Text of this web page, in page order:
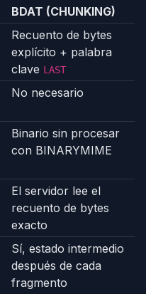
BDAT (CHUNKING)
Recuento de bytes
explícito + palabra
clave LAST
No necesario
Binario sin procesar
con BINARYMIME
El servidor lee el
recuento de bytes
exacto
Sí, estado intermedio
después de cada
fragmento